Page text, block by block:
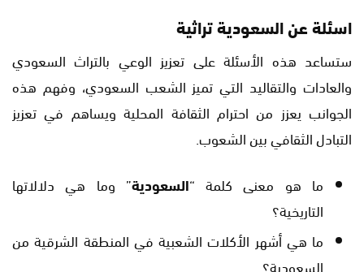
اسئلة عن السعودية تراثية
ستساعد هذه الأسئلة على تعزيز الوعي بالتراث السعودي
والعادات والتقاليد التي تميز الشعب السعودي، وفهم هذه
الجوانب يعزز من احترام الثقافة المحلية ويساهم في تعزيز
التبادل الثقافي بين الشعوب.
ما هو معنى كلمة “السعودية” وما هي دلالاتها
التاريخية؟
ما هي أشهر الأكلات الشعبية في المنطقة الشرقية من
السعودية؟